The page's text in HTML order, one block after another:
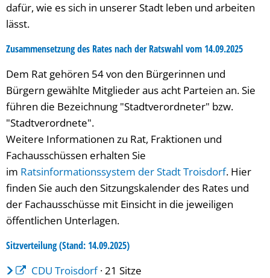
dafür, wie es sich in unserer Stadt leben und arbeiten
lässt.
Zusammensetzung des Rates nach der Ratswahl vom 14.09.2025
Dem Rat gehören 54 von den Bürgerinnen und
Bürgern gewählte Mitglieder aus acht Parteien an. Sie
führen die Bezeichnung "Stadtverordneter" bzw.
"Stadtverordnete".
Weitere Informationen zu Rat, Fraktionen und
Fachausschüssen erhalten Sie
im Ratsinformationssystem der Stadt Troisdorf. Hier
finden Sie auch den Sitzungskalender des Rates und
der Fachausschüsse mit Einsicht in die jeweiligen
öffentlichen Unterlagen.
Sitzverteilung (Stand: 14.09.2025)
CDU Troisdorf· 21 Sitze